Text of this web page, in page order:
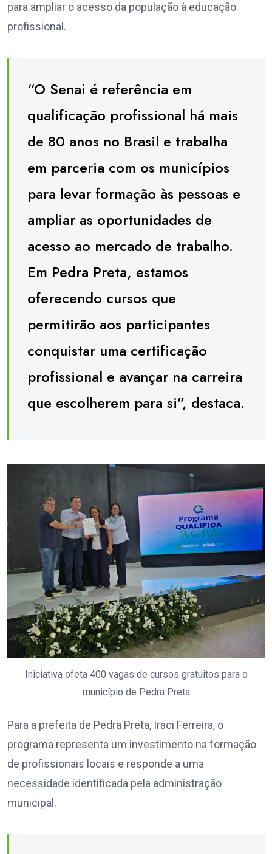
para ampliar o acesso da população à educação
profissional.
“O Senai é referência em
qualificação profissional há mais
de 80 anos no Brasil e trabalha
em parceria com os municípios
para levar formação às pessoas e
ampliar as oportunidades de
acesso ao mercado de trabalho.
Em Pedra Preta, estamos
oferecendo cursos que
permitirão aos participantes
conquistar uma certificação
profissional e avançar na carreira
que escolherem para si”, destaca.
Iniciativa ofeta 400 vagas de cursos gratuitos para o
município de Pedra Preta
Para a prefeita de Pedra Preta, Iraci Ferreira, o
programa representa um investimento na formação
de profissionais locais e responde a uma
necessidade identificada pela administração
municipal.